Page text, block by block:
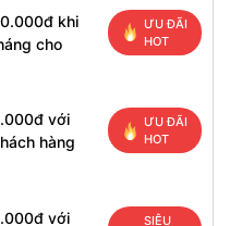
khi
cho
ƯU ĐÃI
HOT
với
hàng
ƯU ĐÃI
HOT
với
SIÊU